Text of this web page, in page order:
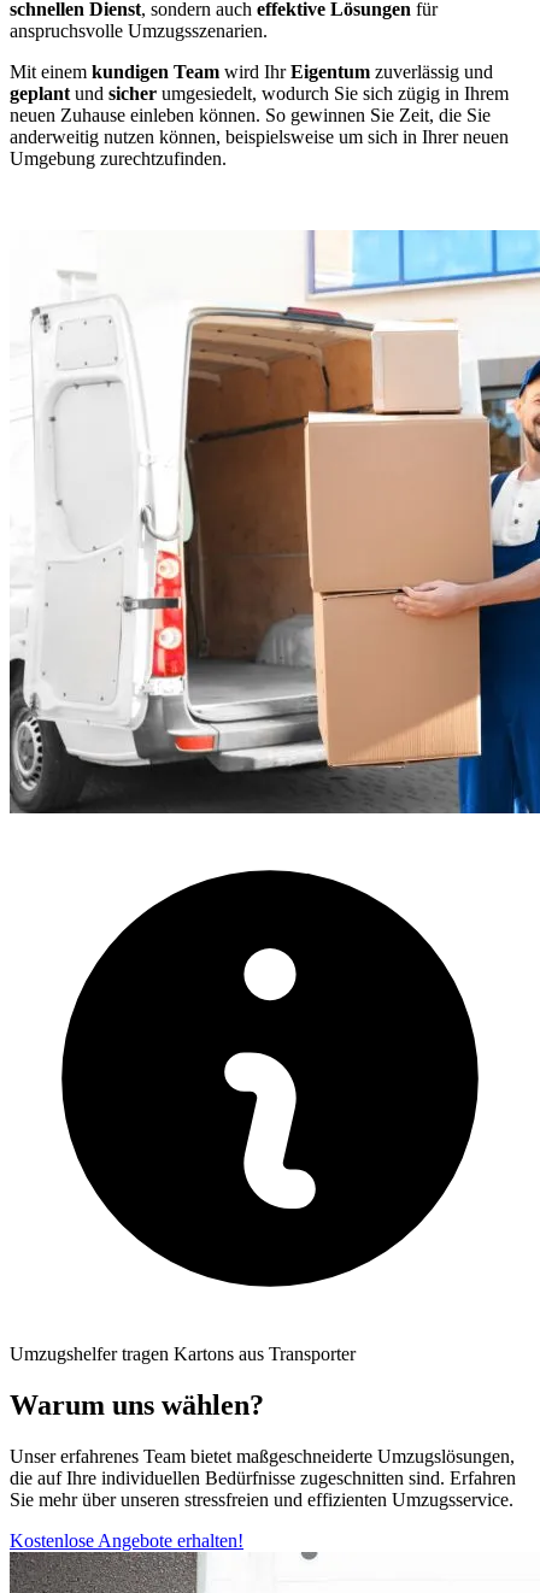
schnellen Dienst, sondern auch effektive Lösungen für
anspruchsvolle Umzugsszenarien.
Mit einem kundigen Team wird IhrEigentum zuverlässig und
geplant und sicher umgesiedelt, wodurch Sie sich zügig in Ihrem
neuen Zuhause einleben können. So gewinnen Sie Zeit, die Sie
anderweitig nutzen können, beispielsweise um sich in Ihrer neuen
Umgebung zurechtzufinden.
Umzugshelfer tragen Kartons aus Transporter
Warum uns wählen?
Unser erfahrenes Team bietet maßgeschneiderte Umzugslösungen,
die auf Ihre individuellen Bedürfnisse zugeschnitten sind. Erfahren
Sie mehr über unseren stressfreien und effizienten Umzugsservice.
Kostenlose Angebote erhalten!